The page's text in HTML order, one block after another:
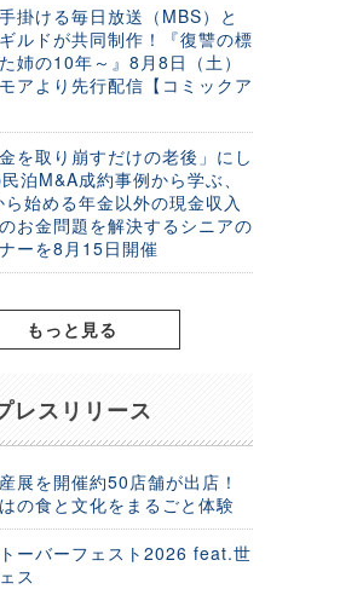
掛ける毎日放送（MBS）と
ルドが共同制作！『復讐の標
姉の10年～』8月8日（土）
アより先行配信【コミックア
を取り崩すだけの老後」にし
泊M&A成約事例から学ぶ、
始める年金以外の現金収入
お金問題を解決するシニアの
ーを8月15日開催
もっと見る
レスリリース
展を開催約50店舗が出店！
の食と文化をまるごと体験
ーバーフェスト2026 feat.世
ス